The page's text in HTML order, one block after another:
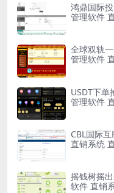
鸿鼎国际
管理软件
全球双轨
管理软件
USDT下单
管理软件
CBL国际
直销系统
摇钱树摇
软件 直销